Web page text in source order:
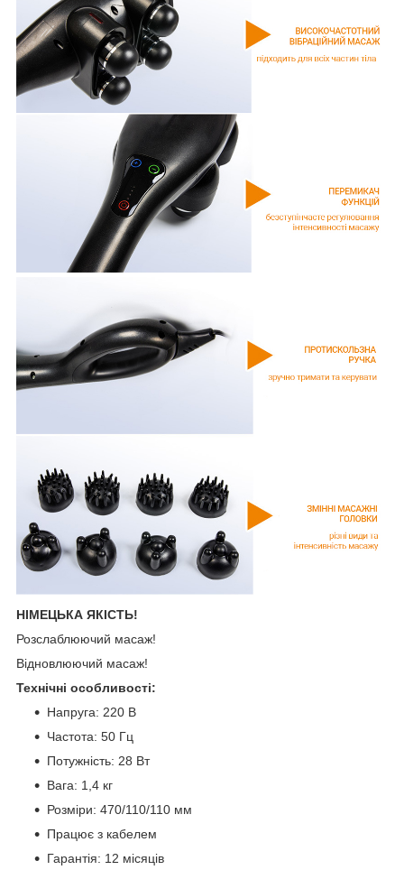
НІМЕЦЬКА ЯКІСТЬ!
Розслаблюючий масаж!
Відновлюючий масаж!
Технічні особливості:
Напруга: 220 В
Частота: 50 Гц
Потужність: 28 Вт
Вага: 1,4 кг
Розміри: 470/110/110 мм
Працює з кабелем
Гарантія: 12 місяців